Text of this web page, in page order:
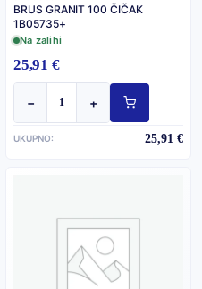
BRUS GRANIT 100 ČIČAK
1B05735+
Na zalihi
25,91 €
− +
UKUPNO: 25,91 €